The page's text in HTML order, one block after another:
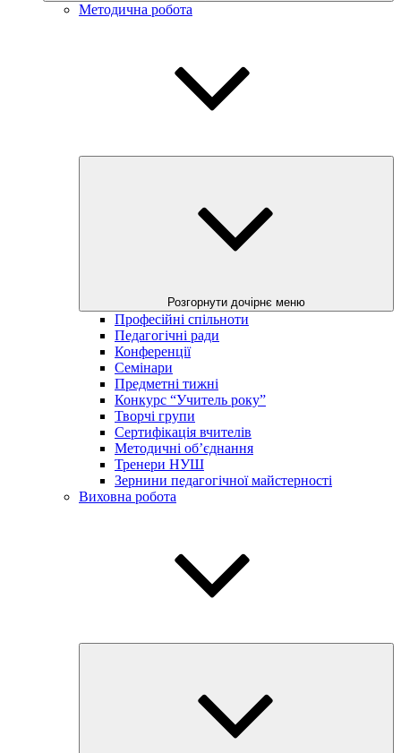
Методична робота
Розгорнути дочірнє меню
Професійні спільноти
Педагогічні ради
Конференції
Семінари
Предметні тижні
Конкурс “Учитель року”
Творчі групи
Сертифікація вчителів
Методичні об’єднання
Тренери НУШ
Зернини педагогічної майстерності
Виховна робота